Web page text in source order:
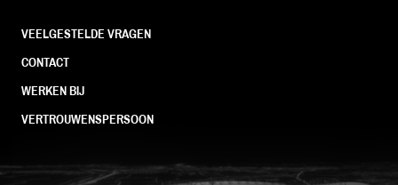
VEELGESTELDE VRAGEN
CONTACT
WERKEN BIJ
VERTROUWENSPERSOON
FC Utrecht<br>vanuit<br>het